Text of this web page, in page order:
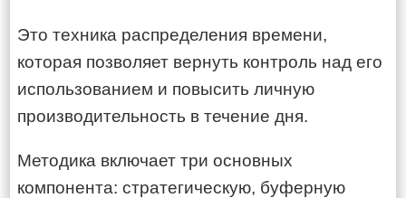
Это техника распределения времени,
которая позволяет вернуть контроль над его
использованием и повысить личную
производительность в течение дня.
Методика включает три основных
компонента: стратегическую, буферную